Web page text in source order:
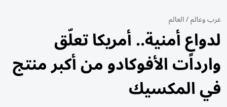
عرب وعالم/العالم
لدواعٍ أمنية.. أمريكا تعلّق
واردات الأفوكادو من أكبر منتج
في المكسيك